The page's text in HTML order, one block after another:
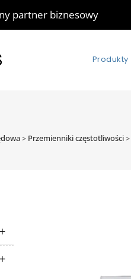
partner biznesowy
Produkty
> Przemienniki częstotliwości>